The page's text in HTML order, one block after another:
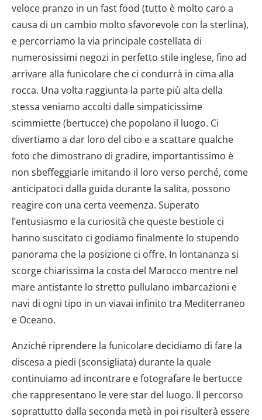
veloce pranzo in un fast food (tutto è molto caro a
causa di un cambio molto sfavorevole con la sterlina),
e percorriamo la via principale costellata di
numerosissimi negozi in perfetto stile inglese, fino ad
arrivare alla funicolare che ci condurrà in cima alla
rocca. Una volta raggiunta la parte più alta della
stessa veniamo accolti dalle simpaticissime
scimmiette (bertucce) che popolano il luogo. Ci
divertiamo a dar loro del cibo e a scattare qualche
foto che dimostrano di gradire, importantissimo è
non sbeffeggiarle imitando il loro verso perché, come
anticipatoci dalla guida durante la salita, possono
reagire con una certa veemenza. Superato
l’entusiasmo e la curiosità che queste bestiole ci
hanno suscitato ci godiamo finalmente lo stupendo
panorama che la posizione ci offre. In lontananza si
scorge chiarissima la costa del Marocco mentre nel
mare antistante lo stretto pullulano imbarcazioni e
navi di ogni tipo in un viavai infinito tra Mediterraneo
e Oceano.
Anziché riprendere la funicolare decidiamo di fare la
discesa a piedi (sconsigliata) durante la quale
continuiamo ad incontrare e fotografare le bertucce
che rappresentano le vere star del luogo. Il percorso
soprattutto dalla seconda metà in poi risulterà essere